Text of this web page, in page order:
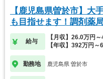
【鹿児島県曽於市】大
も目指せます！調剤薬
給与
【月収】26.0万円
【年収】392万円～
勤務地 鹿児島県 曽於市